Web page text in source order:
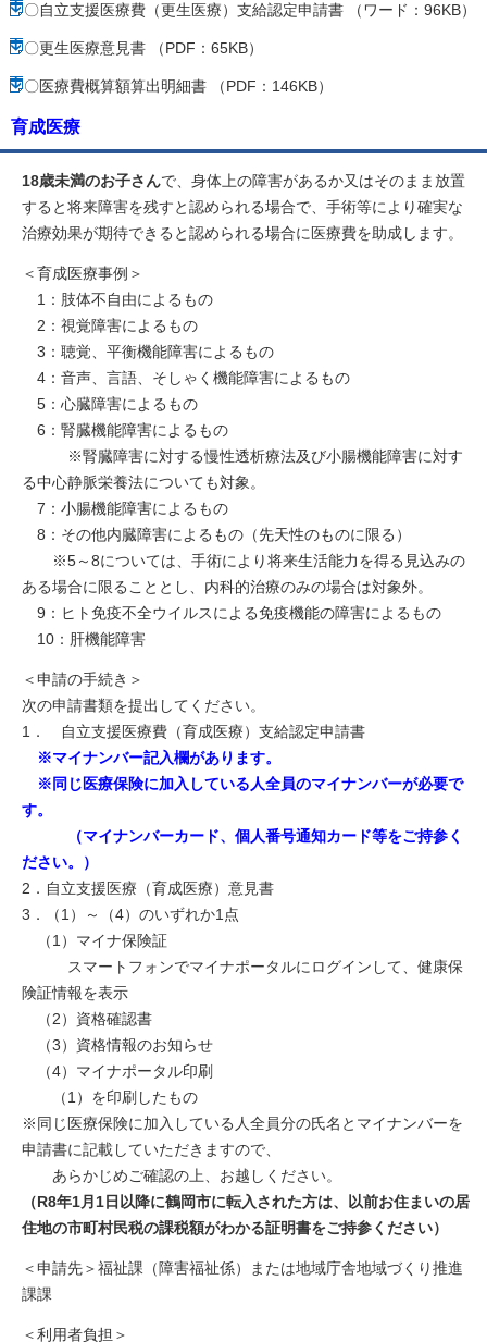
〇自立支援医療費（更生医療）支給認定申請書 （ワード：96KB）
〇更生医療意見書 （PDF：65KB）
〇医療費概算額算出明細書 （PDF：146KB）
育成医療
18歳未満のお子さんで、身体上の障害があるか又はそのまま放置
すると将来障害を残すと認められる場合で、手術等により確実な
治療効果が期待できると認められる場合に医療費を助成します。
＜育成医療事例＞
1：肢体不自由によるもの
2：視覚障害によるもの
3：聴覚、平衡機能障害によるもの
4：音声、言語、そしゃく機能障害によるもの
5：心臓障害によるもの
6：腎臓機能障害によるもの
※腎臓障害に対する慢性透析療法及び小腸機能障害に対す
る中心静脈栄養法についても対象。
7：小腸機能障害によるもの
8：その他内臓障害によるもの（先天性のものに限る）
※5～8については、手術により将来生活能力を得る見込みの
ある場合に限ることとし、内科的治療のみの場合は対象外。
9：ヒト免疫不全ウイルスによる免疫機能の障害によるもの
10：肝機能障害
＜申請の手続き＞
次の申請書類を提出してください。
1． 自立支援医療費（育成医療）支給認定申請書
※マイナンバー記入欄があります。
※同じ医療保険に加入している人全員のマイナンバーが必要で
す。
（マイナンバーカード、個人番号通知カード等をご持参く
ださい。）
2．自立支援医療（育成医療）意見書
3．（1）～（4）のいずれか1点
（1）マイナ保険証
スマートフォンでマイナポータルにログインして、健康保
険証情報を表示
（2）資格確認書
（3）資格情報のお知らせ
（4）マイナポータル印刷
（1）を印刷したもの
※同じ医療保険に加入している人全員分の氏名とマイナンバーを
申請書に記載していただきますので、
あらかじめご確認の上、お越しください。
（R8年1月1日以降に鶴岡市に転入された方は、以前お住まいの居
住地の市町村民税の課税額がわかる証明書をご持参ください）
＜申請先＞福祉課（障害福祉係）または地域庁舎地域づくり推進
課課
＜利用者負担＞